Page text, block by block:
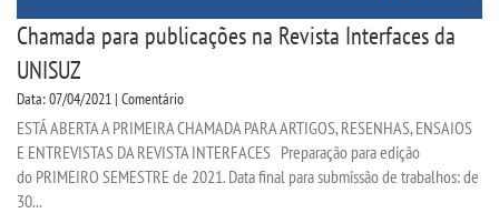
Chamada para publicações na Revista Interfaces da
UNISUZ
Data: 07/04/2021 | Comentário
ESTÁ ABERTA A PRIMEIRA CHAMADA PARA ARTIGOS, RESENHAS, ENSAIOS
E ENTREVISTAS DA REVISTA INTERFACES Preparação para edição
do PRIMEIRO SEMESTRE de 2021. Data final para submissão de trabalhos: de
30...